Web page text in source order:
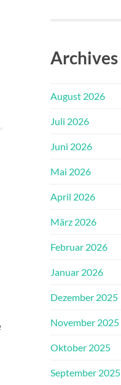
Archives
August 2026
Juli 2026
Juni 2026
Mai 2026
April 2026
März 2026
Februar 2026
Januar 2026
Dezember 2025
November 2025
Oktober 2025
September 2025